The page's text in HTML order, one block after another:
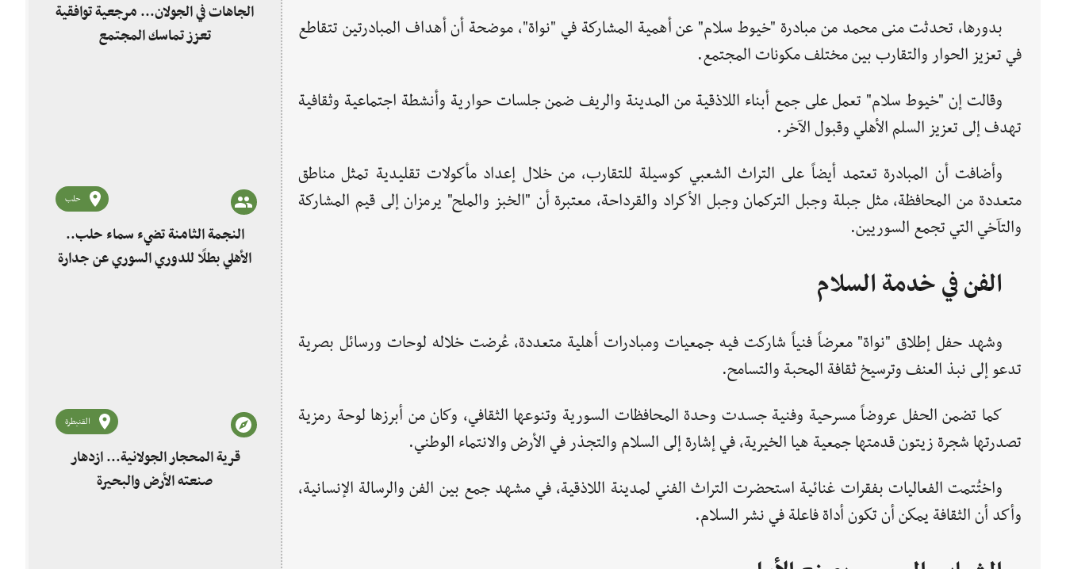
بدورها، تحدثت منى محمد من مبادرة "خيوط سلام" عن أهمية المشاركة في "نواة"، موضحة أن أهداف المبادرتين تتقاطع
في تعزيز الحوار والتقارب بين مختلف مكونات المجتمع.
وقالت إن "خيوط سلام" تعمل على جمع أبناء اللاذقية من المدينة والريف ضمن جلسات حوارية وأنشطة اجتماعية وثقافية
تهدف إلى تعزيز السلم الأهلي وقبول الآخر.
وأضافت أن المبادرة تعتمد أيضاً على التراث الشعبي كوسيلة للتقارب، من خلال إعداد مأكولات تقليدية تمثل مناطق
متعددة من المحافظة، مثل جبلة وجبل التركمان وجبل الأكراد والقرداحة، معتبرة أن "الخبز والملح" يرمزان إلى قيم المشاركة
والتآخي التي تجمع السوريين.
الفن في خدمة السلام
وشهد حفل إطلاق "نواة" معرضاً فنياً شاركت فيه جمعيات ومبادرات أهلية متعددة، عُرضت خلاله لوحات ورسائل بصرية
تدعو إلى نبذ العنف وترسيخ ثقافة المحبة والتسامح.
كما تضمن الحفل عروضاً مسرحية وفنية جسدت وحدة المحافظات السورية وتنوعها الثقافي، وكان من أبرزها لوحة رمزية
تصدرتها شجرة زيتون قدمتها جمعية هيا الخيرية، في إشارة إلى السلام والتجذر في الأرض والانتماء الوطني.
واختُتمت الفعاليات بفقرات غنائية استحضرت التراث الفني لمدينة اللاذقية، في مشهد جمع بين الفن والرسالة الإنسانية،
وأكد أن الثقافة يمكن أن تكون أداة فاعلة في نشر السلام.
الجاهات في الجولان... مرجعية توافقية
تعزز تماسك المجتمع
حلب
النجمة الثامنة تضيء سماء حلب..
الأهلي بطلًا للدوري السوري عن جدارة
القنيطرة
قرية المحجار الجولانية... ازدهار
صنعته الأرض والبحيرة